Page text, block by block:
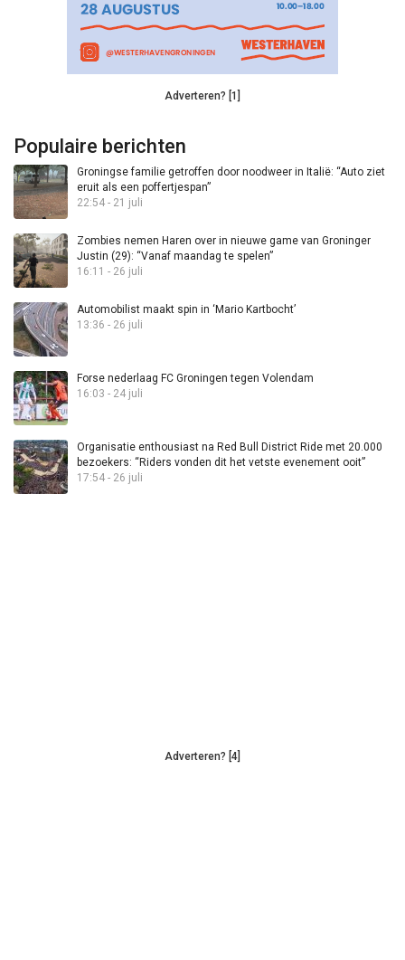
Adverteren? [1]
Populaire berichten
Groningse familie getroffen door noodweer in Italië: “Auto ziet
eruit als een poffertjespan”
22:54 - 21 juli
Zombies nemen Haren over in nieuwe game van Groninger
Justin (29): “Vanaf maandag te spelen”
16:11 - 26 juli
Automobilist maakt spin in ‘Mario Kartbocht’
13:36 - 26 juli
Forse nederlaag FC Groningen tegen Volendam
16:03 - 24 juli
Organisatie enthousiast na Red Bull District Ride met 20.000
bezoekers: “Riders vonden dit het vetste evenement ooit”
17:54 - 26 juli
Adverteren? [4]